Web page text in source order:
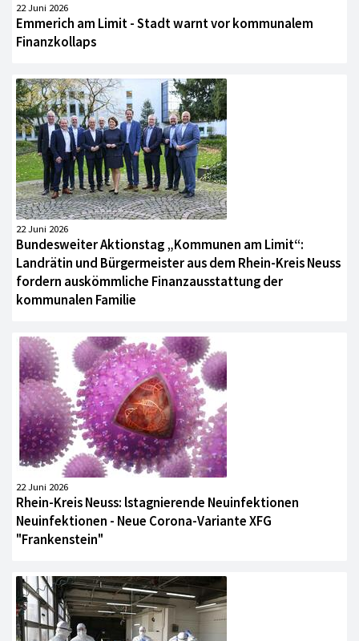
22 Juni 2026
Emmerich am Limit - Stadt warnt vor kommunalem
Finanzkollaps
22 Juni 2026
Bundesweiter Aktionstag „Kommunen am Limit“:
Landrätin und Bürgermeister aus dem Rhein-Kreis Neuss
fordern auskömmliche Finanzausstattung der
kommunalen Familie
22 Juni 2026
Rhein-Kreis Neuss: lstagnierende Neuinfektionen
Neuinfektionen - Neue Corona-Variante XFG
"Frankenstein"